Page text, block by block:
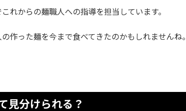
れからの麺職人への指導を担当しています。
作った麺を今まで食べてきたのかもしれませんね。
見分けられる？